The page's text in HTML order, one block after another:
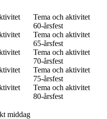
Tema och aktivitet
60-årsfest
Tema och aktivitet
65-årsfest
Tema och aktivitet
70-årsfest
Tema och aktivitet
75-årsfest
Tema och aktivitet
80-årsfest
middag